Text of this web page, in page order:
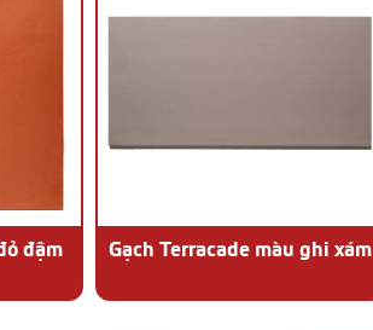
đậm Gạch Terracade màu ghi xám